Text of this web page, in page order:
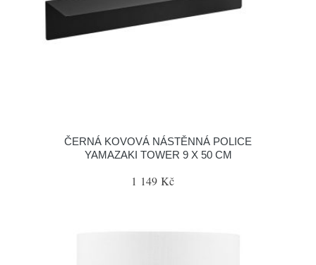
ČERNÁ KOVOVÁ NÁSTĚNNÁ POLICE
YAMAZAKI TOWER 9 X 50 CM
1 149 Kč